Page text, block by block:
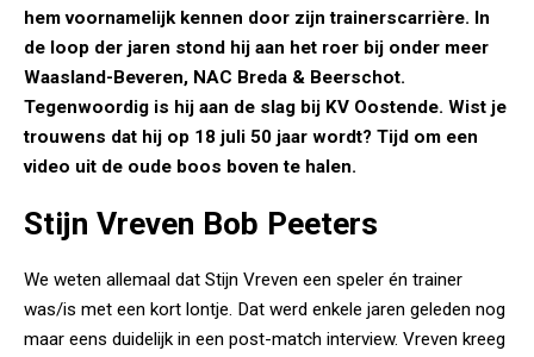
hem voornamelijk kennen door zijn trainerscarrière. In
de loop der jaren stond hij aan het roer bij onder meer
Waasland-Beveren, NAC Breda & Beerschot.
Tegenwoordig is hij aan de slag bij KV Oostende. Wist je
trouwens dat hij op 18 juli 50 jaar wordt? Tijd om een
video uit de oude boos boven te halen.
Stijn Vreven Bob Peeters
We weten allemaal dat Stijn Vreven een speler én trainer
was/is met een kort lontje. Dat werd enkele jaren geleden nog
maar eens duidelijk in een post-match interview. Vreven kreeg